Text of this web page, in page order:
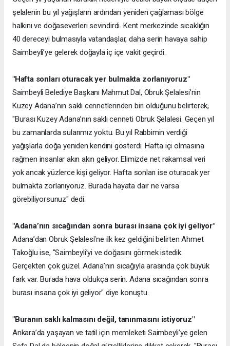
şelalenin bu yıl yağışların ardından yeniden çağlaması bölge
halkını ve doğaseverleri sevindirdi. Kent merkezinde sıcaklığın
40 dereceyi bulmasıyla vatandaşlar, daha serin havaya sahip
Saimbeyli’ye gelerek doğayla iç içe vakit geçirdi.
"Hafta sonları oturacak yer bulmakta zorlanıyoruz"
Saimbeyli Belediye Başkanı Mahmut Dal, Obruk Şelalesi’nin
Kuzey Adana’nın saklı cennetlerinden biri olduğunu belirterek,
"Burası Kuzey Adana’nın saklı cenneti Obruk Şelalesi. Geçen yıl
bu zamanlarda sularımız yoktu. Bu yıl Rabbimin verdiği
yağışlarla doğa yeniden kendini gösterdi. Hafta içi olmasına
rağmen insanlar akın akın geliyor. Elimizde net rakamsal veri
yok ancak yüzlerce kişi geliyor. Hafta sonları ise oturacak yer
bulmakta zorlanıyoruz. Burada hayata dair ne varsa
görebiliyorsunuz" dedi.
"Adana’nın sıcağından sonra burası insana çok iyi geliyor"
Adana’dan Obruk Şelalesi’ne ilk kez geldiğini belirten Ahmet
Takoğlu ise, "Saimbeyli’yi ve doğasını görmek istedik.
Gerçekten çok güzel. Adana’nın sıcağıyla arasında çok büyük
fark var. Burada hava oldukça serin. Adana sıcağından sonra
burası insana çok iyi geliyor" diye konuştu.
"Buranın saklı kalmasını değil, tanınmasını istiyoruz"
Ankara’da yaşayan ve tatil için memleketi Saimbeyli’ye gelen